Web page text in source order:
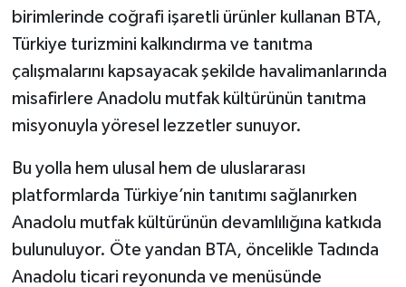
birimlerinde coğrafi işaretli ürünler kullanan BTA,
Türkiye turizmini kalkındırma ve tanıtma
çalışmalarını kapsayacak şekilde havalimanlarında
misafirlere Anadolu mutfak kültürünün tanıtma
misyonuyla yöresel lezzetler sunuyor.
Bu yolla hem ulusal hem de uluslararası
platformlarda Türkiye’nin tanıtımı sağlanırken
Anadolu mutfak kültürünün devamlılığına katkıda
bulunuluyor. Öte yandan BTA, öncelikle Tadında
Anadolu ticari reyonunda ve menüsünde